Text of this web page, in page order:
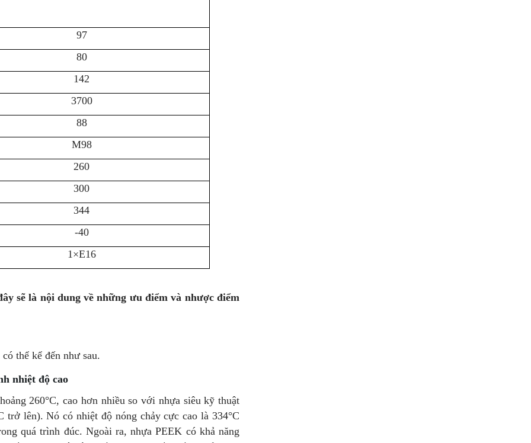
97
80
142
3700
88
M98
260
300
344
-40
1×E16
sẽ là nội dung về những ưu điểm và nhược điểm
thể kể đến như sau.
nhiệt độ cao
260°C, cao hơn nhiều so với nhựa siêu kỹ thuật
trở lên). Nó có nhiệt độ nóng chảy cực cao là 334°C
quá trình đúc. Ngoài ra, nhựa PEEK có khả năng